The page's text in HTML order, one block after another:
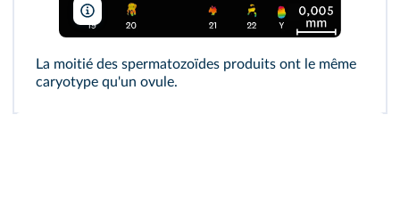
Biophoto Associates/BSIP
La moitié des spermatozoïdes produits ont le même
caryotype qu'un ovule.